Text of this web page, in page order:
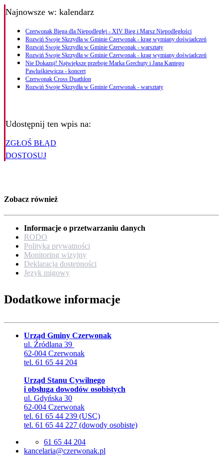
Najnowsze w: kalendarz
Czerwonak Biega dla Niepodległej - XIV Bieg i Marsz Niepodległości
Rozwiń Swoje Skrzydła w Gminie Czerwonak - krąg wymiany doświadczeń
Rozwiń Swoje Skrzydła w Gminie Czerwonak - warsztaty
Rozwiń Swoje Skrzydła w Gminie Czerwonak - krąg wymiany doświadczeń
Nie Dokazuj! Największe przeboje Marka Grechuty i Jana Kantego
Pawluśkiewicza - koncert
Czerwonak Cross Duathlon
Rozwiń Swoje Skrzydła w Gminie Czerwonak - warsztaty
Udostępnij ten wpis na:
ZGŁOŚ BŁĄD
DOSTOSUJ
Zobacz również
Informacje o przetwarzaniu danych
RODO
Polityka prywatności
Monitoring wizyjny
Deklaracja dostępności
Język migowy
Dodatkowe informacje
Urząd Gminy Czerwonak
ul. Źródlana 39
62-004 Czerwonak
tel. 61 65 44 204
Urząd Stanu Cywilnego
i obsługa dowodów osobistych
ul. Gdyńska 30
62-004 Czerwonak
tel. 61 65 44 239 (USC)
tel. 61 65 44 227 (dowody osobiste)
61 65 44 204
lp.kanowrezc@airalecnak